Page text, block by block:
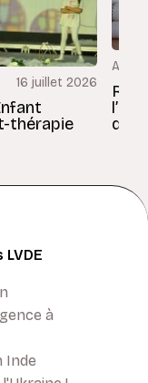
16 juillet 2026
thérapie
à
Inde